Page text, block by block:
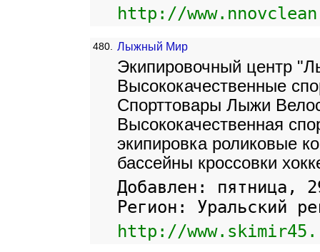
http://
480. Лыжный Мир
Экипировочный центр
Высококачественные
Спорттовары Лыжи
Высококачественная
экипировка роликовые
бассейны кроссовки
Добавлен: пятница,
Регион: Уральский
http://